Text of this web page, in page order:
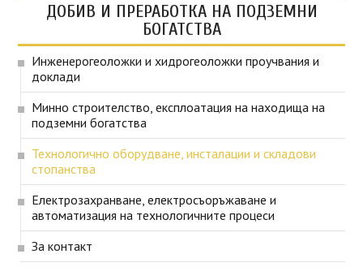
ДОБИВ И ПРЕРАБОТКА НА ПОДЗЕМНИ
БОГАТСТВА
Инженерогеоложки и хидрогеоложки проучвания и
доклади
Минно строителство, експлоатация на находища на
подземни богатства
Технологично оборудване, инсталации и складови
стопанства
Електрозахранване, електросъоръжаване и
автоматизация на технологичните процеси
За контакт